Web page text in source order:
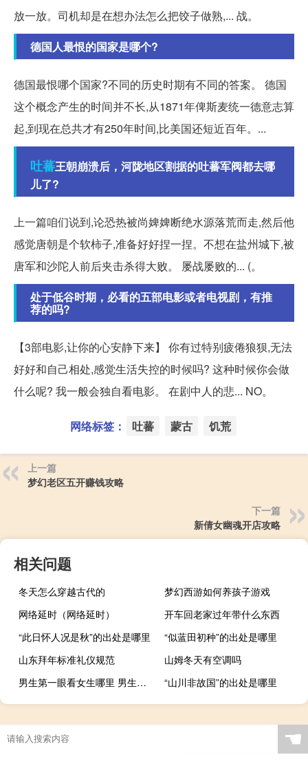
放一放。司机却是在想办法怎么把饺子做熟,... 战。
德国人最恨的国家是哪个?
德国最恨哪个国家?不同的历史时期有不同的答案。 德国
这个概念产生的时间并不长,从1871年俾斯麦统一德意志算
起,到现在总共才有250年时间,比美国还短近百年。...
吐蕃王朝崩溃后，河陇地区割据的吐蕃军阀都去哪
儿了?
上一篇咱们说到,论恐热被尚婢婢断绝水源落荒而走,然后他
感觉唐朝是个软柿子,准备好好捏一捏。不想在盐州城下,被
唐军和沙陀人前后夹击杀得大败。 屡战屡败的... (。
处于低谷时期，必看的五部电影或者电视剧，有推
荐的吗?
【3部电影,让你的心安静下来】 你有过特别疲倦狼狈,无法
好好和自己相处,感觉生活失控的时候吗? 这种时候你会做
什么呢? 我一般会独自看电影。 在剧中人的悲... NO。
网络标签： 吐蕃 蒙古 饥荒
上一篇
梦幻老区五开赚钱攻略
下一篇
新倩女幽魂开店攻略
相关问题
冬天怎么穿越古代的
梦幻西游如何养孩子游戏
网络延时（网络延时）
开车回老家过年带什么东西
“此日怀人况是秋”的出处是哪里
“似蓝田初种”的出处是哪里
山东拜年标准礼仪规范
山姆冬天有空调吗
男生第一眼看女生哪里 男生更注重女生身材还是脸
“山川非故国”的出处是哪里
☚